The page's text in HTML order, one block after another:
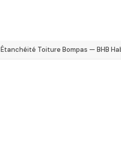
Étanchéité Toiture Bompas — BHB